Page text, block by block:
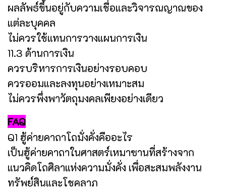
ผลลัพธ์ขึ้นอยู่กับความเชื่อและวิจารณญาณของ
แต่ละบุคคล
ไม่ควรใช้แทนการวางแผนการเงิน
11.3 ด้านการเงิน
ควรบริหารการเงินอย่างรอบคอบ
ควรออมและลงทุนอย่างเหมาะสม
ไม่ควรพึ่งพาวัตถุมงคลเพียงอย่างเดียว
FAQ
Q1 ฮู้ค่ายคาถาโถมั่งคั่งคืออะไร
เป็นฮู้ค่ายคาถาในศาสตร์เหมาซานที่สร้างจาก
แนวคิดโถศิลาแห่งความมั่งคั่ง เพื่อสะสมพลังงาน
ทรัพย์สินและโชคลาภ